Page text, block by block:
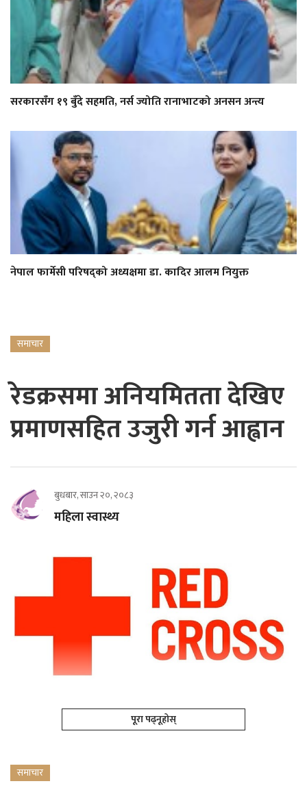
सरकारसँग १९ बुँदे सहमति, नर्स ज्योति रानाभाटको अनसन अन्त्य
नेपाल फार्मेसी परिषद्को अध्यक्षमा डा. कादिर आलम नियुक्त
समाचार
रेडक्रसमा अनियमितता देखिए
प्रमाणसहित उजुरी गर्न आह्वान
बुधबार, साउन २०, २०८३
महिला स्वास्थ्य
पूरा पढ्नूहोस्
समाचार